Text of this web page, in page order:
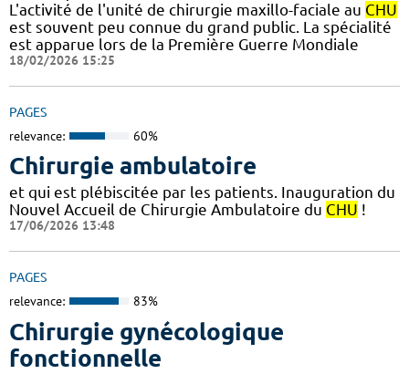
L'activité de l'unité de chirurgie maxillo-faciale au CHU
est souvent peu connue du grand public. La spécialité
est apparue lors de la Première Guerre Mondiale
18/02/2026 15:25
PAGES
relevance: 60%
Chirurgie ambulatoire
et qui est plébiscitée par les patients. Inauguration du
Nouvel Accueil de Chirurgie Ambulatoire du CHU !
17/06/2026 13:48
PAGES
relevance: 83%
Chirurgie gynécologique
fonctionnelle